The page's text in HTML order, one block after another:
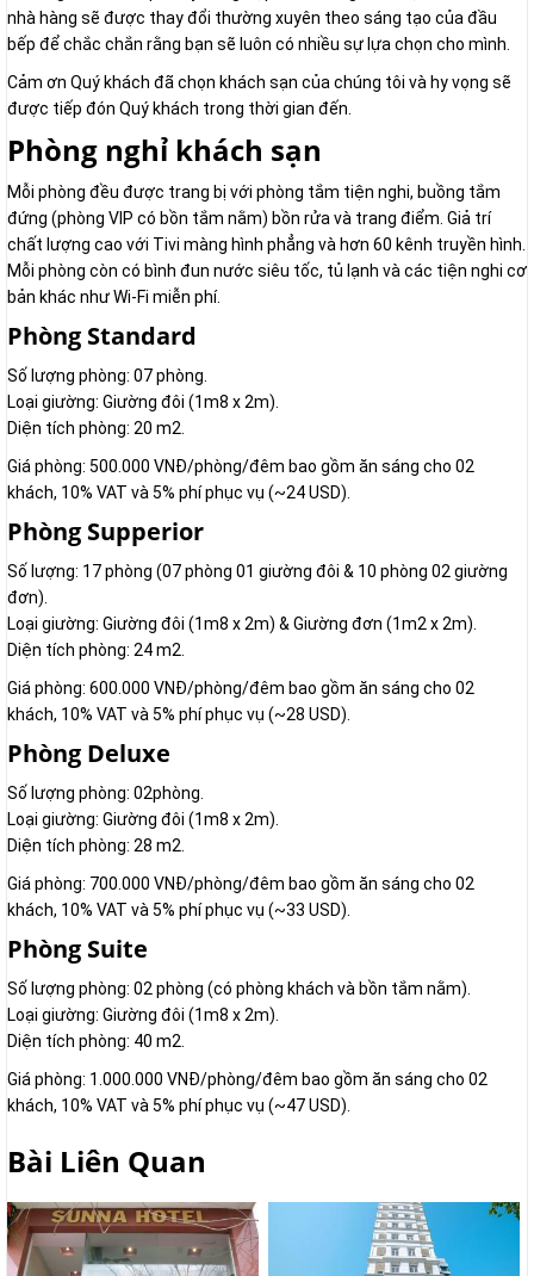
nhà hàng sẽ được thay đổi thường xuyên theo sáng tạo của đầu
bếp để chắc chắn rằng bạn sẽ luôn có nhiều sự lựa chọn cho mình.
Cảm ơn Quý khách đã chọn khách sạn của chúng tôi và hy vọng sẽ
được tiếp đón Quý khách trong thời gian đến.
Phòng nghỉ khách sạn
Mỗi phòng đều được trang bị với phòng tắm tiện nghi, buồng tắm
đứng (phòng VIP có bồn tắm nằm) bồn rửa và trang điểm. Giả trí
chất lượng cao với Tivi màng hình phẳng và hơn 60 kênh truyền hình.
Mỗi phòng còn có bình đun nước siêu tốc, tủ lạnh và các tiện nghi cơ
bản khác như Wi-Fi miễn phí.
Phòng Standard
Số lượng phòng: 07 phòng.
Loại giường: Giường đôi (1m8 x 2m).
Diện tích phòng: 20 m2.
Giá phòng: 500.000 VNĐ/phòng/đêm bao gồm ăn sáng cho 02
khách, 10% VAT và 5% phí phục vụ (~24 USD).
Phòng Supperior
Số lượng: 17 phòng (07 phòng 01 giường đôi & 10 phòng 02 giường
đơn).
Loại giường: Giường đôi (1m8 x 2m) & Giường đơn (1m2 x 2m).
Diện tích phòng: 24 m2.
Giá phòng: 600.000 VNĐ/phòng/đêm bao gồm ăn sáng cho 02
khách, 10% VAT và 5% phí phục vụ (~28 USD).
Phòng Deluxe
Số lượng phòng: 02phòng.
Loại giường: Giường đôi (1m8 x 2m).
Diện tích phòng: 28 m2.
Giá phòng: 700.000 VNĐ/phòng/đêm bao gồm ăn sáng cho 02
khách, 10% VAT và 5% phí phục vụ (~33 USD).
Phòng Suite
Số lượng phòng: 02 phòng (có phòng khách và bồn tắm nằm).
Loại giường: Giường đôi (1m8 x 2m).
Diện tích phòng: 40 m2.
Giá phòng: 1.000.000 VNĐ/phòng/đêm bao gồm ăn sáng cho 02
khách, 10% VAT và 5% phí phục vụ (~47 USD).
Bài Liên Quan